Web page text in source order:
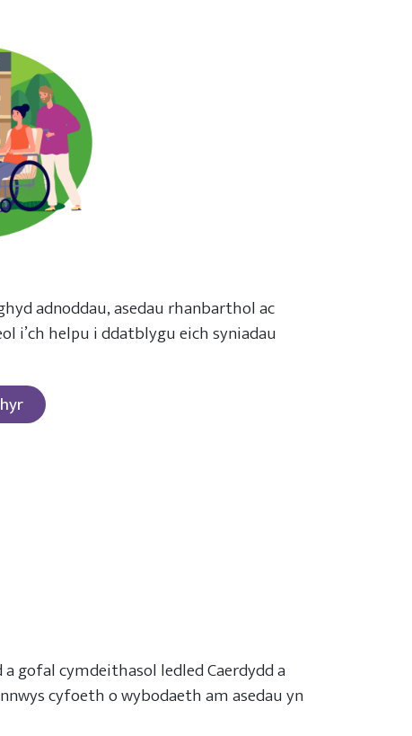
adnoddau, asedau rhanbarthol ac
i’ch helpu i ddatblygu eich syniadau
gofal cymdeithasol ledled Caerdydd a
cyfoeth o wybodaeth am asedau yn